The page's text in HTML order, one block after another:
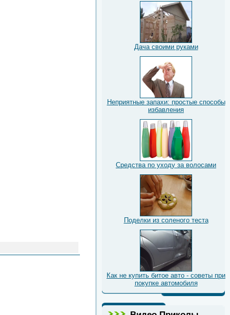
Дача своими руками
Неприятные запахи: простые способы
избавления
Средства по уходу за волосами
Поделки из соленого теста
Как не купить битое авто - советы при
покупке автомобиля